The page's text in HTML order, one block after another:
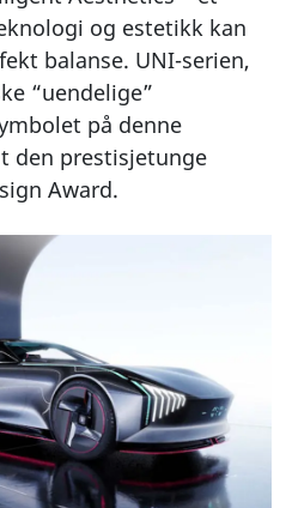
og estetikk kan
balanse. UNI-serien,
“uendelige”
på denne
den prestisjetunge
Award.